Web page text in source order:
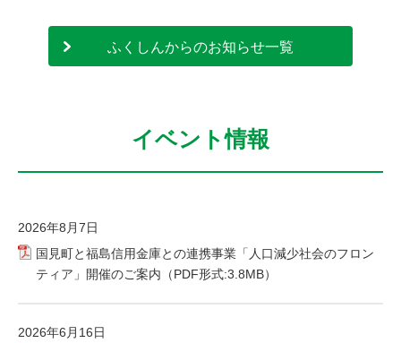
ふくしんからのお知らせ一覧
イベント情報
2026年8月7日
国見町と福島信用金庫との連携事業「人口減少社会のフロン
ティア」開催のご案内（PDF形式:3.8MB）
2026年6月16日